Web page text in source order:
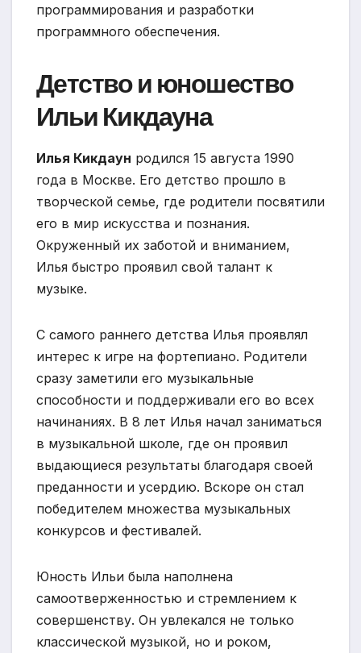
программирования и разработки
программного обеспечения.
Детство и юношество
Ильи Кикдауна
Илья Кикдаун родился 15 августа 1990
года в Москве. Его детство прошло в
творческой семье, где родители посвятили
его в мир искусства и познания.
Окруженный их заботой и вниманием,
Илья быстро проявил свой талант к
музыке.
С самого раннего детства Илья проявлял
интерес к игре на фортепиано. Родители
сразу заметили его музыкальные
способности и поддерживали его во всех
начинаниях. В 8 лет Илья начал заниматься
в музыкальной школе, где он проявил
выдающиеся результаты благодаря своей
преданности и усердию. Вскоре он стал
победителем множества музыкальных
конкурсов и фестивалей.
Юность Ильи была наполнена
самоотверженностью и стремлением к
совершенству. Он увлекался не только
классической музыкой, но и роком,